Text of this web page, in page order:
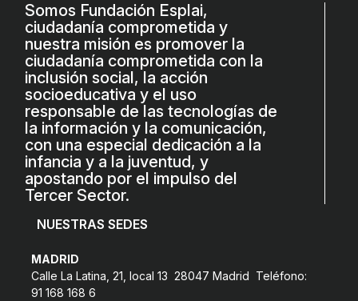
Somos Fundación Esplai,
ciudadanía comprometida y
nuestra misión es promover la
ciudadanía comprometida con la
inclusión social, la acción
socioeducativa y el uso
responsable de las tecnologías de
la información y la comunicación,
con una especial dedicación a la
infancia y a la juventud, y
apostando por el impulso del
Tercer Sector.
NUESTRAS SEDES
MADRID
Calle La Latina, 21, local 13 28047 Madrid Teléfono:
91 168 168 6